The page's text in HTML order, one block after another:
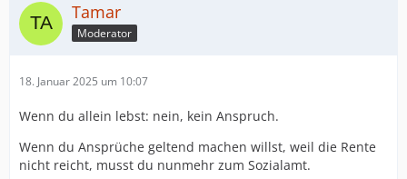
Tamar
Moderator
18. Januar 2025 um 10:07
Wenn du allein lebst: nein, kein Anspruch.
Wenn du Ansprüche geltend machen willst, weil die Rente
nicht reicht, musst du nunmehr zum Sozialamt.